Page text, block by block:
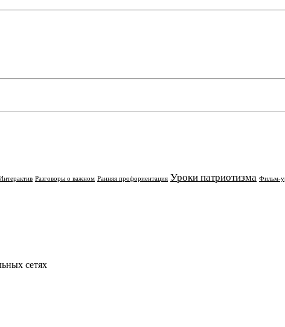
Разговоры о важном Ранняя профориентация Уроки патриотизма Фильм-
сетях